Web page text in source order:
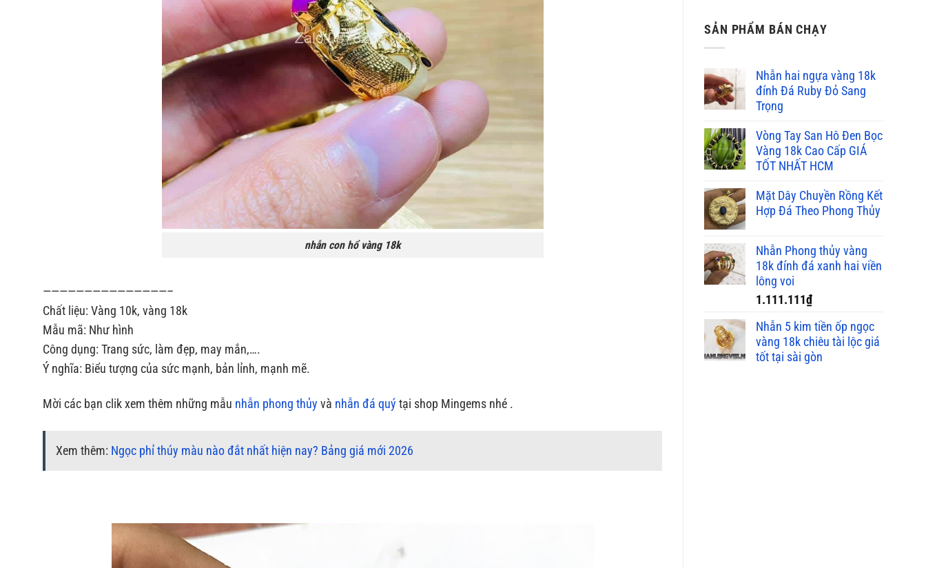
SẢN PHẨM BÁN CHẠY
Nhẫn hai ngựa vàng 18k
đính Đá Ruby Đỏ Sang
Trọng
Vòng Tay San Hô Đen Bọc
Vàng 18k Cao Cấp GIÁ
TỐT NHẤT HCM
Mặt Dây Chuyền Rồng Kết
Hợp Đá Theo Phong Thủy
Nhẫn Phong thủy vàng
18k đính đá xanh hai viền
lông voi
1.111.111₫
Nhẫn 5 kim tiền ốp ngọc
vàng 18k chiêu tài lộc giá
tốt tại sài gòn
nhẫn con hổ vàng 18k
———————————————–
Chất liệu: Vàng 10k, vàng 18k
Mẫu mã: Như hình
Công dụng: Trang sức, làm đẹp, may mắn,….
Ý nghĩa: Biểu tượng của sức mạnh, bản lỉnh, mạnh mẽ.
Mời các bạn clik xem thêm những mẫu nhẫn phong thủy và nhẫn đá quý tại shop Mingems nhé .
Xem thêm: Ngọc phỉ thúy màu nào đắt nhất hiện nay? Bảng giá mới 2026